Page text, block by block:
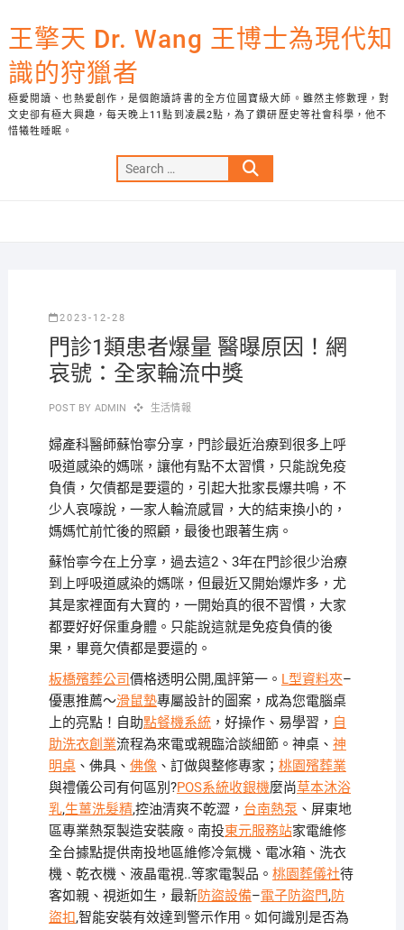
to
content
王擎天 Dr. Wang 王博士為現代知
識的狩獵者
極愛閱讀、也熱愛創作，是個飽讀詩書的全方位國寶級大師。雖然主修數理，對
文史卻有極大興趣，每天晚上11點到凌晨2點，為了鑽研歷史等社會科學，他不
惜犧牲睡眠。
Search
…
2023-12-28
門診1類患者爆量 醫曝原因！網
哀號：全家輪流中獎
POST BY ADMIN 生活情報
婦產科醫師蘇怡寧分享，門診最近治療到很多上呼
吸道感染的媽咪，讓他有點不太習慣，只能說免疫
負債，欠債都是要還的，引起大批家長爆共鳴，不
少人哀嚎說，一家人輪流感冒，大的結束換小的，
媽媽忙前忙後的照顧，最後也跟著生病。
蘇怡寧今在上分享，過去這2、3年在門診很少治療
到上呼吸道感染的媽咪，但最近又開始爆炸多，尤
其是家裡面有大寶的，一開始真的很不習慣，大家
都要好好保重身體。只能說這就是免疫負債的後
果，畢竟欠債都是要還的。
板橋殯葬公司價格透明公開,風評第一。 L型資料夾–
優惠推薦～滑鼠墊專屬設計的圖案，成為您電腦桌
上的亮點！自助點餐機系統，好操作、易學習， 自
助洗衣創業流程為來電或親臨洽談細節。神桌、 神
明桌、佛具、 佛像 、訂做與整修專家； 桃園殯葬業
與禮儀公司有何區別?POS系統收銀機麼尚草本沐浴
乳,生薑洗髮精,控油清爽不乾澀， 台南熱泵 、屏東地
區專業熱泵製造安裝廠。南投東元服務站家電維修
全台據點提供南投地區維修冷氣機、電冰箱、洗衣
機、乾衣機、液晶電視..等家電製品。 桃園葬儀社待
客如親、視逝如生，最新防盜設備–電子防盜門,防
盜扣,智能安裝有效達到警示作用。如何識別是否為